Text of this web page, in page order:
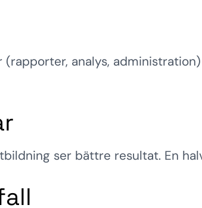
analys,
ser bättre resultat. En